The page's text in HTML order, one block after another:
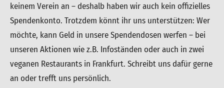
keinem Verein an – deshalb haben wir auch kein offizielles
Spendenkonto. Trotzdem könnt ihr uns unterstützen: Wer
möchte, kann Geld in unsere Spendendosen werfen – bei
unseren Aktionen wie z.B. Infoständen oder auch in zwei
veganen Restaurants in Frankfurt. Schreibt uns dafür gerne
an oder trefft uns persönlich.